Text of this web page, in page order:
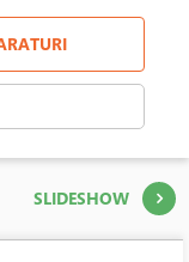
SLIDESHOW